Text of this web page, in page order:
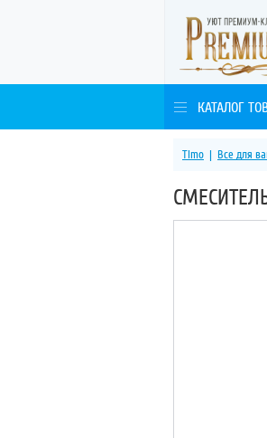
КАТАЛОГ
Timo | Все для